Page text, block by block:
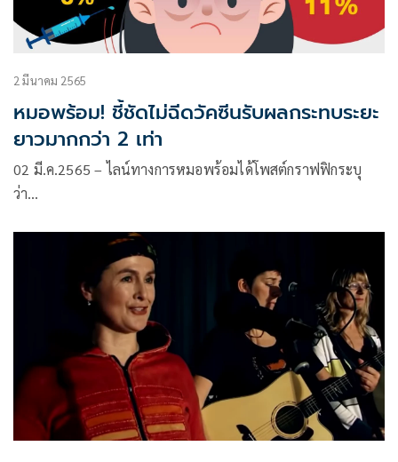
2 มีนาคม 2565
หมอพร้อม! ชี้ชัดไม่ฉีดวัคซีนรับผลกระทบระยะ
ยาวมากกว่า 2 เท่า
02 มี.ค.2565 – ไลน์ทางการหมอพร้อมได้โพสต์กราฟฟิกระบุ
ว่า…